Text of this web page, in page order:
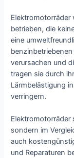
Elektromotorräder
betrieben, die
eine
verursachen und
tragen sie durch
Lärmbelästigung
verringern.
Elektromotorräder
sondern im
auch
und Reparaturen